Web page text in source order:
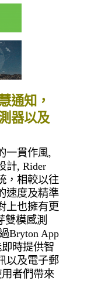
通知，
器以及
一貫作風,
計, Rider
，相較以往
速度及精準
上也擁有更
雙模感測
Bryton App
時提供智
以及電子郵
者們帶來